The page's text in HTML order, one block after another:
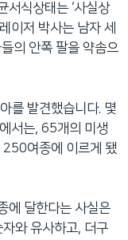
서식상태는 ‘사실상
이저 박사는 남자 세
의 안쪽 팔을 약솜으
를 발견했습니다. 몇
서는, 65개의 미생
250여종에 이르게 됐
에 달한다는 사실은
와 유사하고, 더구